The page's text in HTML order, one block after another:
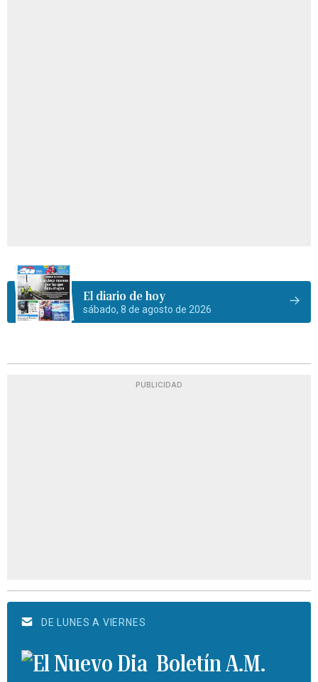
El diario de hoy
sábado, 8 de agosto de 2026
PUBLICIDAD
DE LUNES A VIERNES
Boletín A.M.